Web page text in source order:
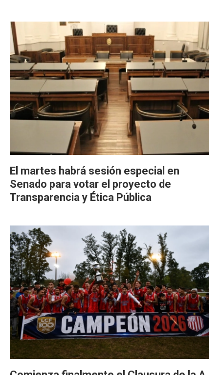
El martes habrá sesión especial en
Senado para votar el proyecto de
Transparencia y Ética Pública